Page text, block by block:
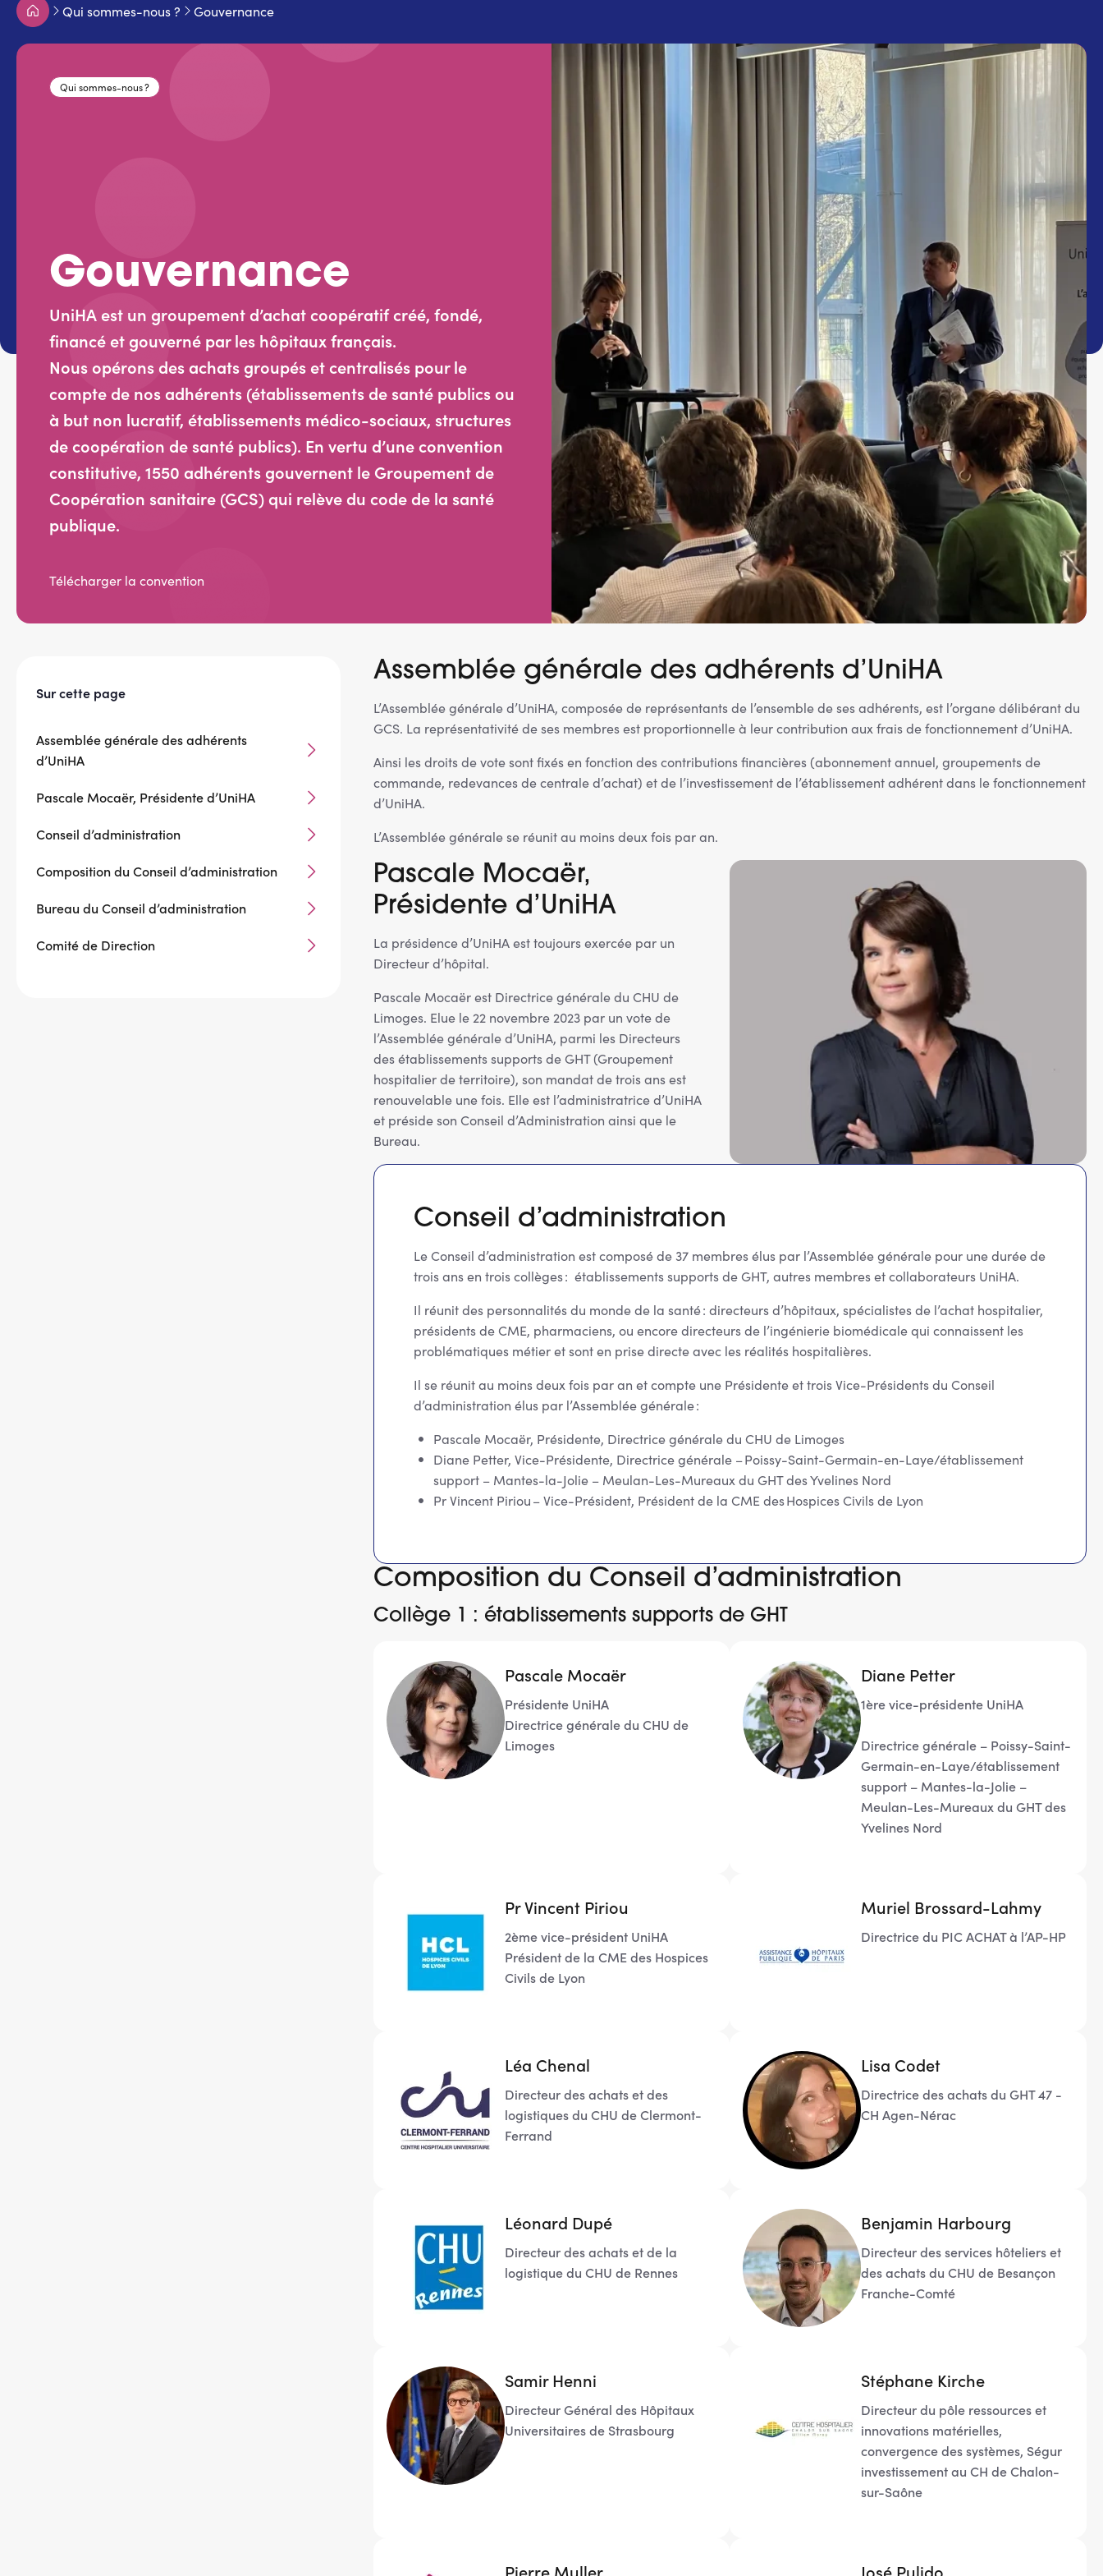
Fil
d'Ariane
Qui sommes-nous ? Gouvernance
Qui sommes-nous ?
Gouvernance
UniHA est un groupement d’achat coopératif créé, fondé,
financé et gouverné par les hôpitaux français.
Nous opérons des achats groupés et centralisés pour le
compte de nos adhérents (établissements de santé publics ou
à but non lucratif, établissements médico-sociaux, structures
de coopération de santé publics). En vertu d’une convention
constitutive, 1550 adhérents gouvernent le Groupement de
Coopération sanitaire (GCS) qui relève du code de la santé
publique.
Télécharger la convention
Sur cette page
Assemblée générale des adhérents
d’UniHA
Pascale Mocaër, Présidente d’UniHA
Conseil d’administration
Composition du Conseil d’administration
Bureau du Conseil d’administration
Comité de Direction
Assemblée générale des adhérents d’UniHA
L’Assemblée générale d’UniHA, composée de représentants de l’ensemble de ses adhérents, est l’organe délibérant du
GCS. La représentativité de ses membres est proportionnelle à leur contribution aux frais de fonctionnement d’UniHA.
Ainsi les droits de vote sont fixés en fonction des contributions financières (abonnement annuel, groupements de
commande, redevances de centrale d’achat) et de l’investissement de l’établissement adhérent dans le fonctionnement
d’UniHA.
L’Assemblée générale se réunit au moins deux fois par an.
Pascale Mocaër,
Présidente d’UniHA
La présidence d’UniHA est toujours exercée par un
Directeur d’hôpital.
Pascale Mocaër est Directrice générale du CHU de
Limoges. Elue le 22 novembre 2023 par un vote de
l’Assemblée générale d’UniHA, parmi les Directeurs
des établissements supports de GHT (Groupement
hospitalier de territoire), son mandat de trois ans est
renouvelable une fois. Elle est l’administratrice d’UniHA
et préside son Conseil d’Administration ainsi que le
Bureau.
Conseil d’administration
Le Conseil d’administration est composé de 37 membres élus par l’Assemblée générale pour une durée de
trois ans en trois collèges : établissements supports de GHT, autres membres et collaborateurs UniHA.
Il réunit des personnalités du monde de la santé : directeurs d’hôpitaux, spécialistes de l’achat hospitalier,
présidents de CME, pharmaciens, ou encore directeurs de l’ingénierie biomédicale qui connaissent les
problématiques métier et sont en prise directe avec les réalités hospitalières.
Il se réunit au moins deux fois par an et compte une Présidente et trois Vice-Présidents du Conseil
d’administration élus par l’Assemblée générale :
Pascale Mocaër, Présidente, Directrice générale du CHU de Limoges
Diane Petter, Vice-Présidente, Directrice générale – Poissy-Saint-Germain-en-Laye/établissement
support – Mantes-la-Jolie – Meulan-Les-Mureaux du GHT des Yvelines Nord
Pr Vincent Piriou – Vice-Président, Président de la CME des Hospices Civils de Lyon
Composition du Conseil d’administration
Collège 1 : établissements supports de GHT
Pascale Mocaër
Présidente UniHA
Directrice générale du CHU de
Limoges
Diane Petter
1ère vice-présidente UniHA
Directrice générale – Poissy-Saint-
Germain-en-Laye/établissement
support – Mantes-la-Jolie –
Meulan-Les-Mureaux du GHT des
Yvelines Nord
Pr Vincent Piriou
2ème vice-président UniHA
Président de la CME des Hospices
Civils de Lyon
Muriel Brossard-Lahmy
Directrice du PIC ACHAT à l’AP-HP
Léa Chenal
Directeur des achats et des
logistiques du CHU de Clermont-
Ferrand
Lisa Codet
Directrice des achats du GHT 47 -
CH Agen-Nérac
Léonard Dupé
Directeur des achats et de la
logistique du CHU de Rennes
Benjamin Harbourg
Directeur des services hôteliers et
des achats du CHU de Besançon
Franche-Comté
Samir Henni
Directeur Général des Hôpitaux
Universitaires de Strasbourg
Stéphane Kirche
Directeur du pôle ressources et
innovations matérielles,
convergence des systèmes, Ségur
investissement au CH de Chalon-
sur-Saône
Pierre Muller José Pulido